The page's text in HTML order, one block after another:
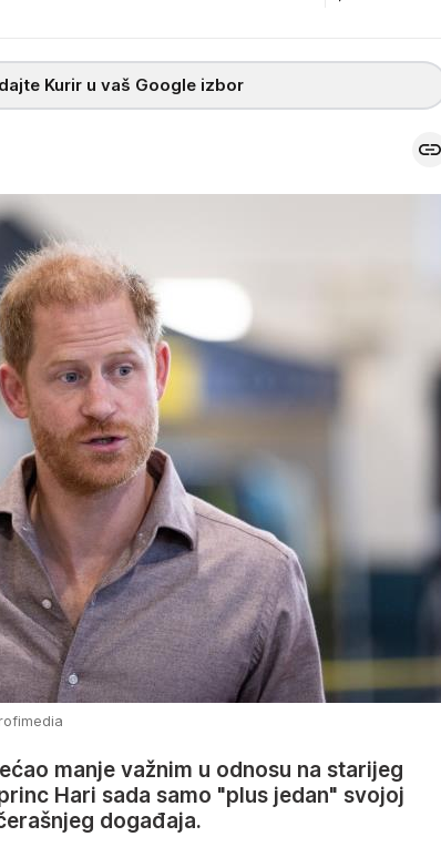
Kurir u vaš Google izbor
manje važnim u odnosu na starijeg
Hari sada samo "plus jedan" svojoj
događaja.